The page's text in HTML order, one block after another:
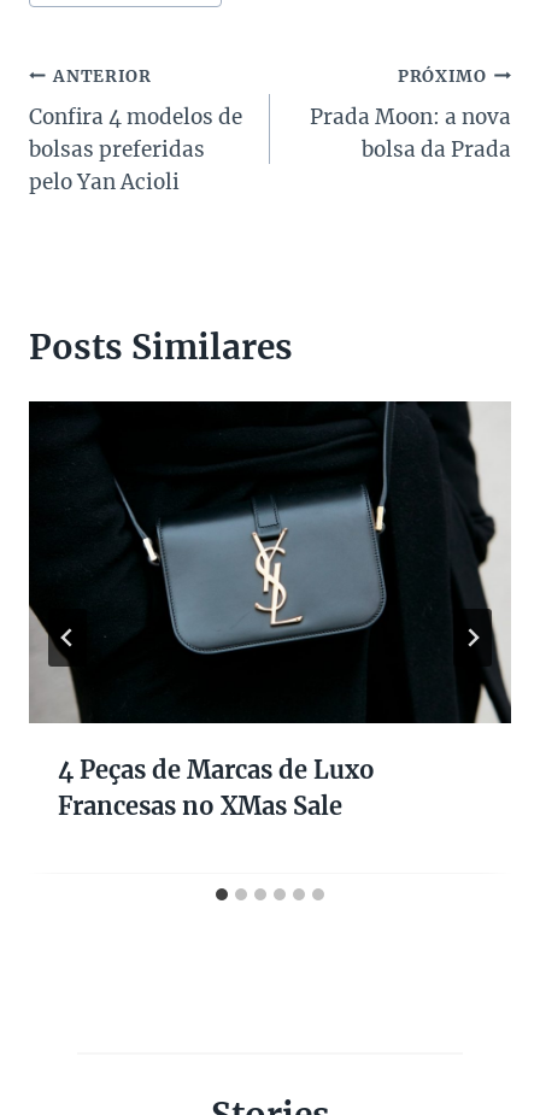
do
Navegação
de
Post
ANTERIOR
Confira 4 modelos de
bolsas preferidas
pelo Yan Acioli
PRÓXIMO
Prada Moon: a nova
bolsa da Prada
Posts Similares
4 Peças de Marcas de Luxo
Francesas no XMas Sale